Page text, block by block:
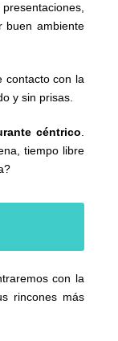
buen ambiente
contacto con la
y sin prisas.
céntrico
tiempo libre
con la
rincones más